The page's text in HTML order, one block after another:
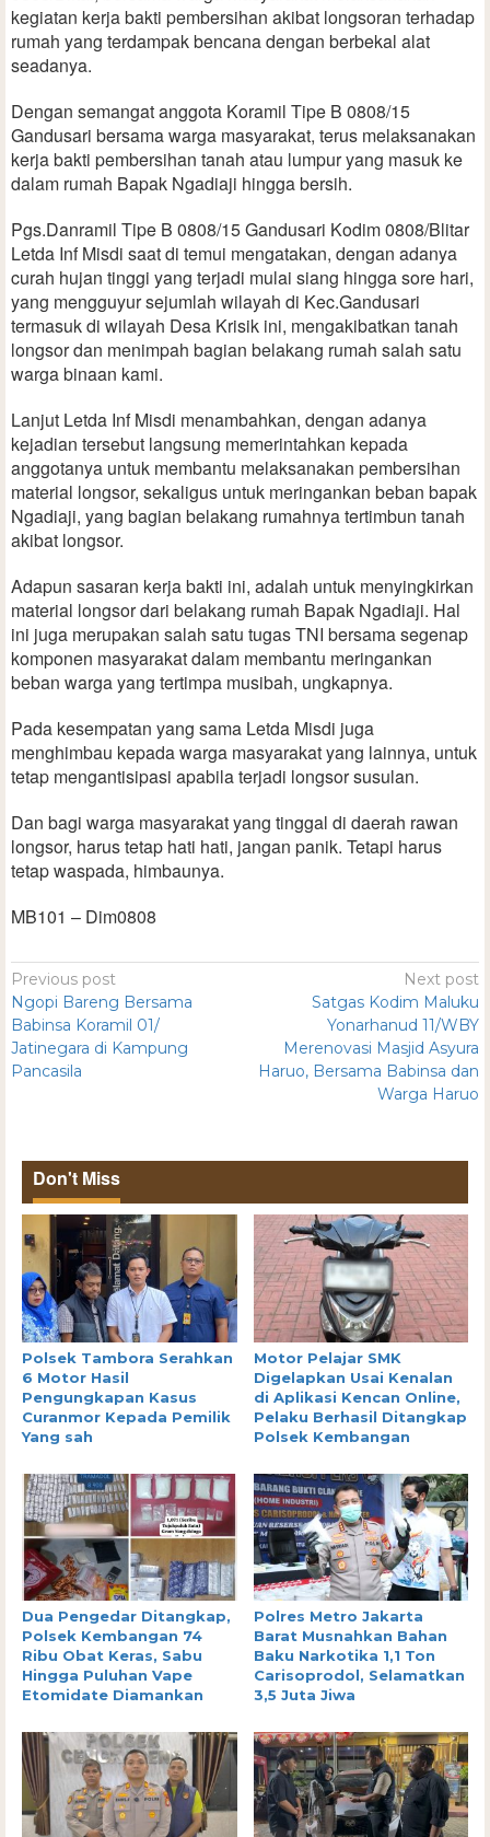
kegiatan kerja bakti pembersihan akibat longsoran terhadap
rumah yang terdampak bencana dengan berbekal alat
seadanya.
Dengan semangat anggota Koramil Tipe B 0808/15
Gandusari bersama warga masyarakat, terus melaksanakan
kerja bakti pembersihan tanah atau lumpur yang masuk ke
dalam rumah Bapak Ngadiaji hingga bersih.
Pgs.Danramil Tipe B 0808/15 Gandusari Kodim 0808/Blitar
Letda Inf Misdi saat di temui mengatakan, dengan adanya
curah hujan tinggi yang terjadi mulai siang hingga sore hari,
yang mengguyur sejumlah wilayah di Kec.Gandusari
termasuk di wilayah Desa Krisik ini, mengakibatkan tanah
longsor dan menimpah bagian belakang rumah salah satu
warga binaan kami.
Lanjut Letda Inf Misdi menambahkan, dengan adanya
kejadian tersebut langsung memerintahkan kepada
anggotanya untuk membantu melaksanakan pembersihan
material longsor, sekaligus untuk meringankan beban bapak
Ngadiaji, yang bagian belakang rumahnya tertimbun tanah
akibat longsor.
Adapun sasaran kerja bakti ini, adalah untuk menyingkirkan
material longsor dari belakang rumah Bapak Ngadiaji. Hal
ini juga merupakan salah satu tugas TNI bersama segenap
komponen masyarakat dalam membantu meringankan
beban warga yang tertimpa musibah, ungkapnya.
Pada kesempatan yang sama Letda Misdi juga
menghimbau kepada warga masyarakat yang lainnya, untuk
tetap mengantisipasi apabila terjadi longsor susulan.
Dan bagi warga masyarakat yang tinggal di daerah rawan
longsor, harus tetap hati hati, jangan panik. Tetapi harus
tetap waspada, himbaunya.
MB101 – Dim0808
Previous post
Ngopi Bareng Bersama
Babinsa Koramil 01/
Jatinegara di Kampung
Pancasila
Next post
Satgas Kodim Maluku
Yonarhanud 11/WBY
Merenovasi Masjid Asyura
Haruo, Bersama Babinsa dan
Warga Haruo
Don't Miss
Polsek Tambora Serahkan
6 Motor Hasil
Pengungkapan Kasus
Curanmor Kepada Pemilik
Yang sah
Motor Pelajar SMK
Digelapkan Usai Kenalan
di Aplikasi Kencan Online,
Pelaku Berhasil Ditangkap
Polsek Kembangan
Dua Pengedar Ditangkap,
Polsek Kembangan 74
Ribu Obat Keras, Sabu
Hingga Puluhan Vape
Etomidate Diamankan
Polres Metro Jakarta
Barat Musnahkan Bahan
Baku Narkotika 1,1 Ton
Carisoprodol, Selamatkan
3,5 Juta Jiwa